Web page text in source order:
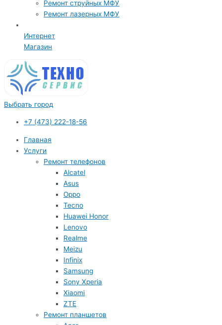
Ремонт струйных МФУ
Ремонт лазерных МФУ
Интернет
Магазин
Выбрать город
+7 (473) 222-18-56
Главная
Услуги
Ремонт телефонов
Alcatel
Asus
Oppo
Tecno
Huawei Honor
Lenovo
Realme
Meizu
Infinix
Samsung
Sony Xperia
Xiaomi
ZTE
Ремонт планшетов